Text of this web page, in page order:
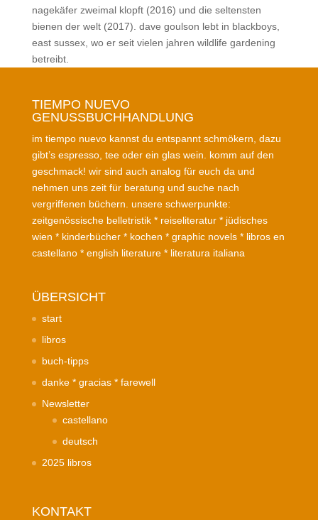
nagekäfer zweimal klopft (2016) und die seltensten
bienen der welt (2017). dave goulson lebt in blackboys,
east sussex, wo er seit vielen jahren wildlife gardening
betreibt.
TIEMPO NUEVO
GENUSSBUCHHANDLUNG
im tiempo nuevo kannst du entspannt schmökern, dazu
gibt’s espresso, tee oder ein glas wein. komm auf den
geschmack! wir sind auch analog für euch da und
nehmen uns zeit für beratung und suche nach
vergriffenen büchern. unsere schwerpunkte:
zeitgenössische belletristik * reiseliteratur * jüdisches
wien * kinderbücher * kochen * graphic novels * libros en
castellano * english literature * literatura italiana
ÜBERSICHT
start
libros
buch-tipps
danke * gracias * farewell
Newsletter
castellano
deutsch
2025 libros
KONTAKT